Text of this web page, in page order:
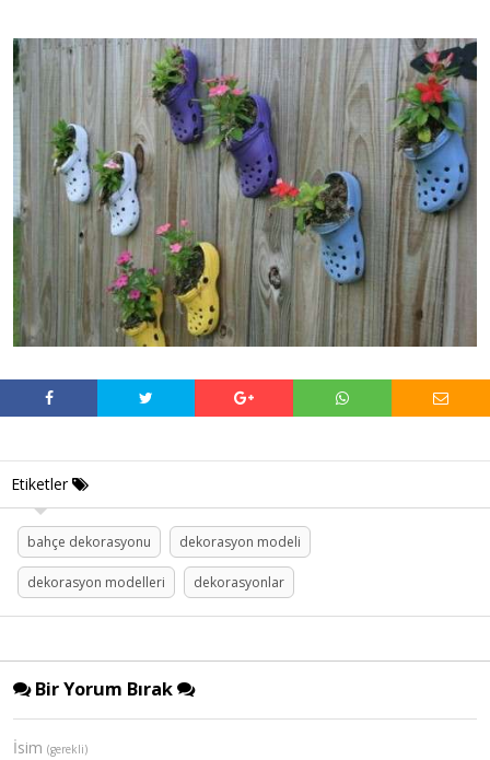
Etiketler
bahçe dekorasyonu dekorasyon modeli
dekorasyon modelleri dekorasyonlar
Bir Yorum Bırak
İsim (gerekli)